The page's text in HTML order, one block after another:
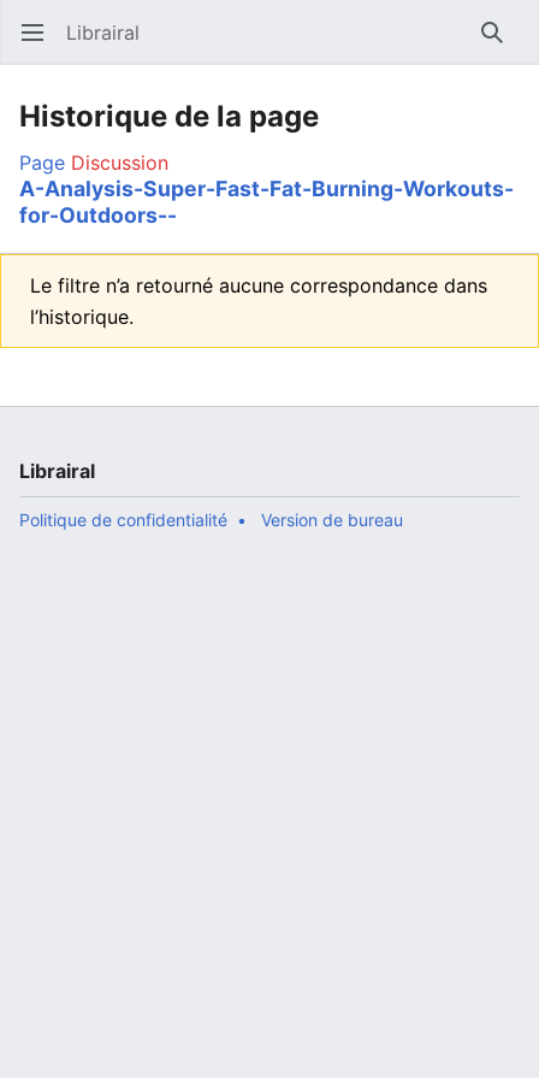
Ouvrir le menu principal Librairal
Historique de la page
Page Discussion
A-Analysis-Super-Fast-Fat-Burning-Workouts-
for-Outdoors--
Le filtre n’a retourné aucune correspondance dans
l’historique.
Librairal
Politique de confidentialité Version de bureau